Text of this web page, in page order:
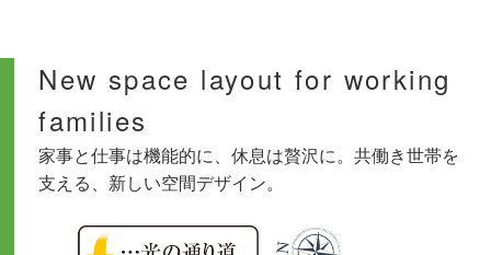
New space layout for working
families
家事と仕事は機能的に、休息は贅沢に。共働き世帯を
支える、新しい空間デザイン。